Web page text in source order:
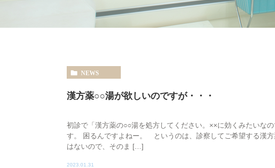
NEWS
漢方薬○○湯が欲しいのですが・・・
初診で「漢方薬の○○湯を処方してください。××に効くみたいな
す。 困るんですよねー。 というのは、診察してご希望する漢
はないので、そのま […]
2023.01.31